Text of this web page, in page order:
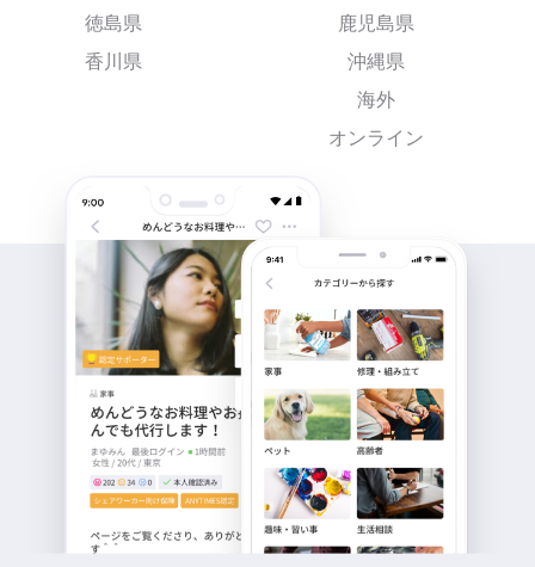
徳島県
香川県
鹿児島県
沖縄県
海外
オンライン